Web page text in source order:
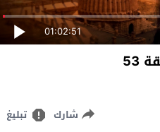
01:02:51
شارك تبليغ